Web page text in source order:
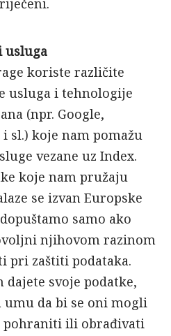
usluga
koriste različite
usluga i tehnologije
(npr. Google,
i sl.) koje nam pomažu
vezane uz Index.
koje nam pružaju
se izvan Europske
samo ako
njihovom razinom
pri zaštiti podataka.
dajete svoje podatke,
umu da bi se oni mogli
ili obrađivati